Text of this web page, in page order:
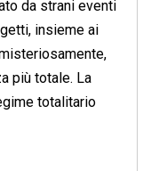
da strani eventi
insieme ai
più totale. La
totalitario